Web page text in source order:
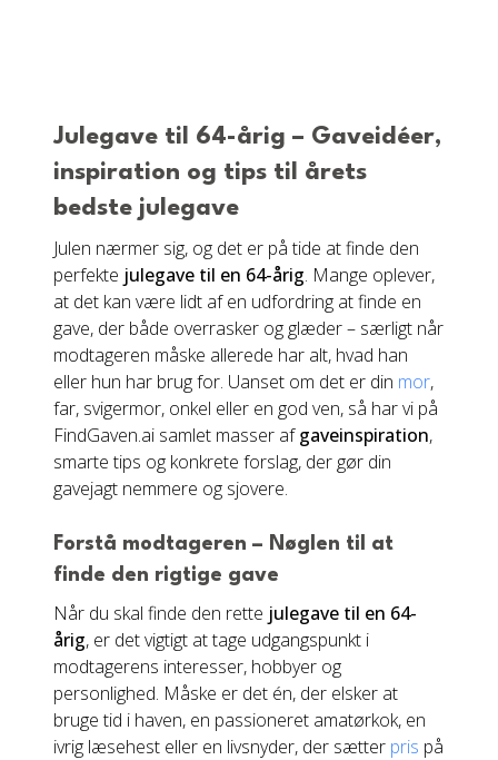
Julegave til 64-årig – Gaveidéer,
inspiration og tips til årets
bedste julegave
Julen nærmer sig, og det er på tide at finde den
perfekte julegave til en 64-årig. Mange oplever,
at det kan være lidt af en udfordring at finde en
gave, der både overrasker og glæder – særligt når
modtageren måske allerede har alt, hvad han
eller hun har brug for. Uanset om det er din mor,
far, svigermor, onkel eller en god ven, så har vi på
FindGaven.ai samlet masser afgaveinspiration,
smarte tips og konkrete forslag, der gør din
gavejagt nemmere og sjovere.
Forstå modtageren – Nøglen til at
finde den rigtige gave
Når du skal finde den rette julegave til en 64-
årig, er det vigtigt at tage udgangspunkt i
modtagerens interesser, hobbyer og
personlighed. Måske er det én, der elsker at
bruge tid i haven, en passioneret amatørkok, en
ivrig læsehest eller en livsnyder, der sætter pris på